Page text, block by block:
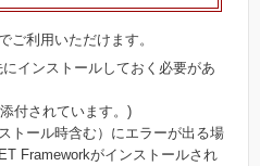
ご利用いただけます。
にインストールしておく必要があ
付されています。)
トール時含む）にエラーが出る場
Frameworkがインストールされ